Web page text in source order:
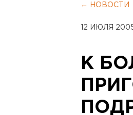
← НОВОСТИ
12 ИЮЛЯ
К